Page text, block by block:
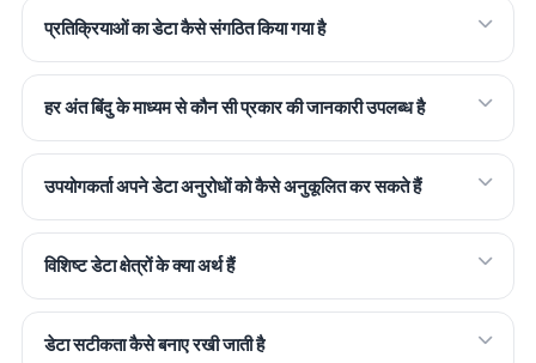
प्रतिक्रियाओं का डेटा कैसे संगठित किया गया है
हर अंत बिंदु के माध्यम से कौन सी प्रकार की जानकारी उपलब्ध है
उपयोगकर्ता अपने डेटा अनुरोधों को कैसे अनुकूलित कर सकते हैं
विशिष्ट डेटा क्षेत्रों के क्या अर्थ हैं
डेटा सटीकता कैसे बनाए रखी जाती है